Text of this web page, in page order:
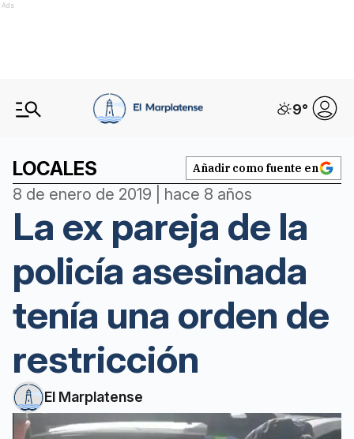
Ads
9°
LOCALES Añadir como fuente en
8 de enero de 2019 | hace 8 años
La ex pareja de la
policía asesinada
tenía una orden de
restricción
El Marplatense